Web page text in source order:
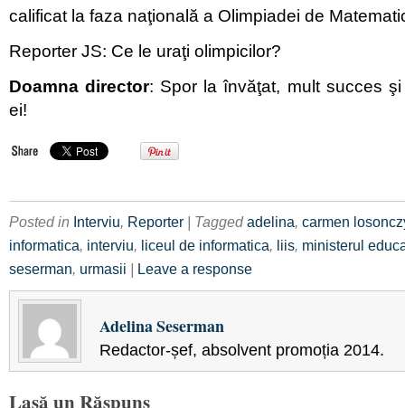
calificat la faza naţională a Olimpiadei de
Reporter JS: Ce le uraţi olimpicilor?
Doamna director: Spor la învăţat, mult succes
ei!
Posted in Interviu, Reporter | Taggedadelina, carmen
informatica, interviu, liceul de informatica, liis, ministerul
seserman, urmasii | Leave a response
Adelina Seserman
Redactor-șef, absolvent promoția 2014.
Lasă un Răspuns